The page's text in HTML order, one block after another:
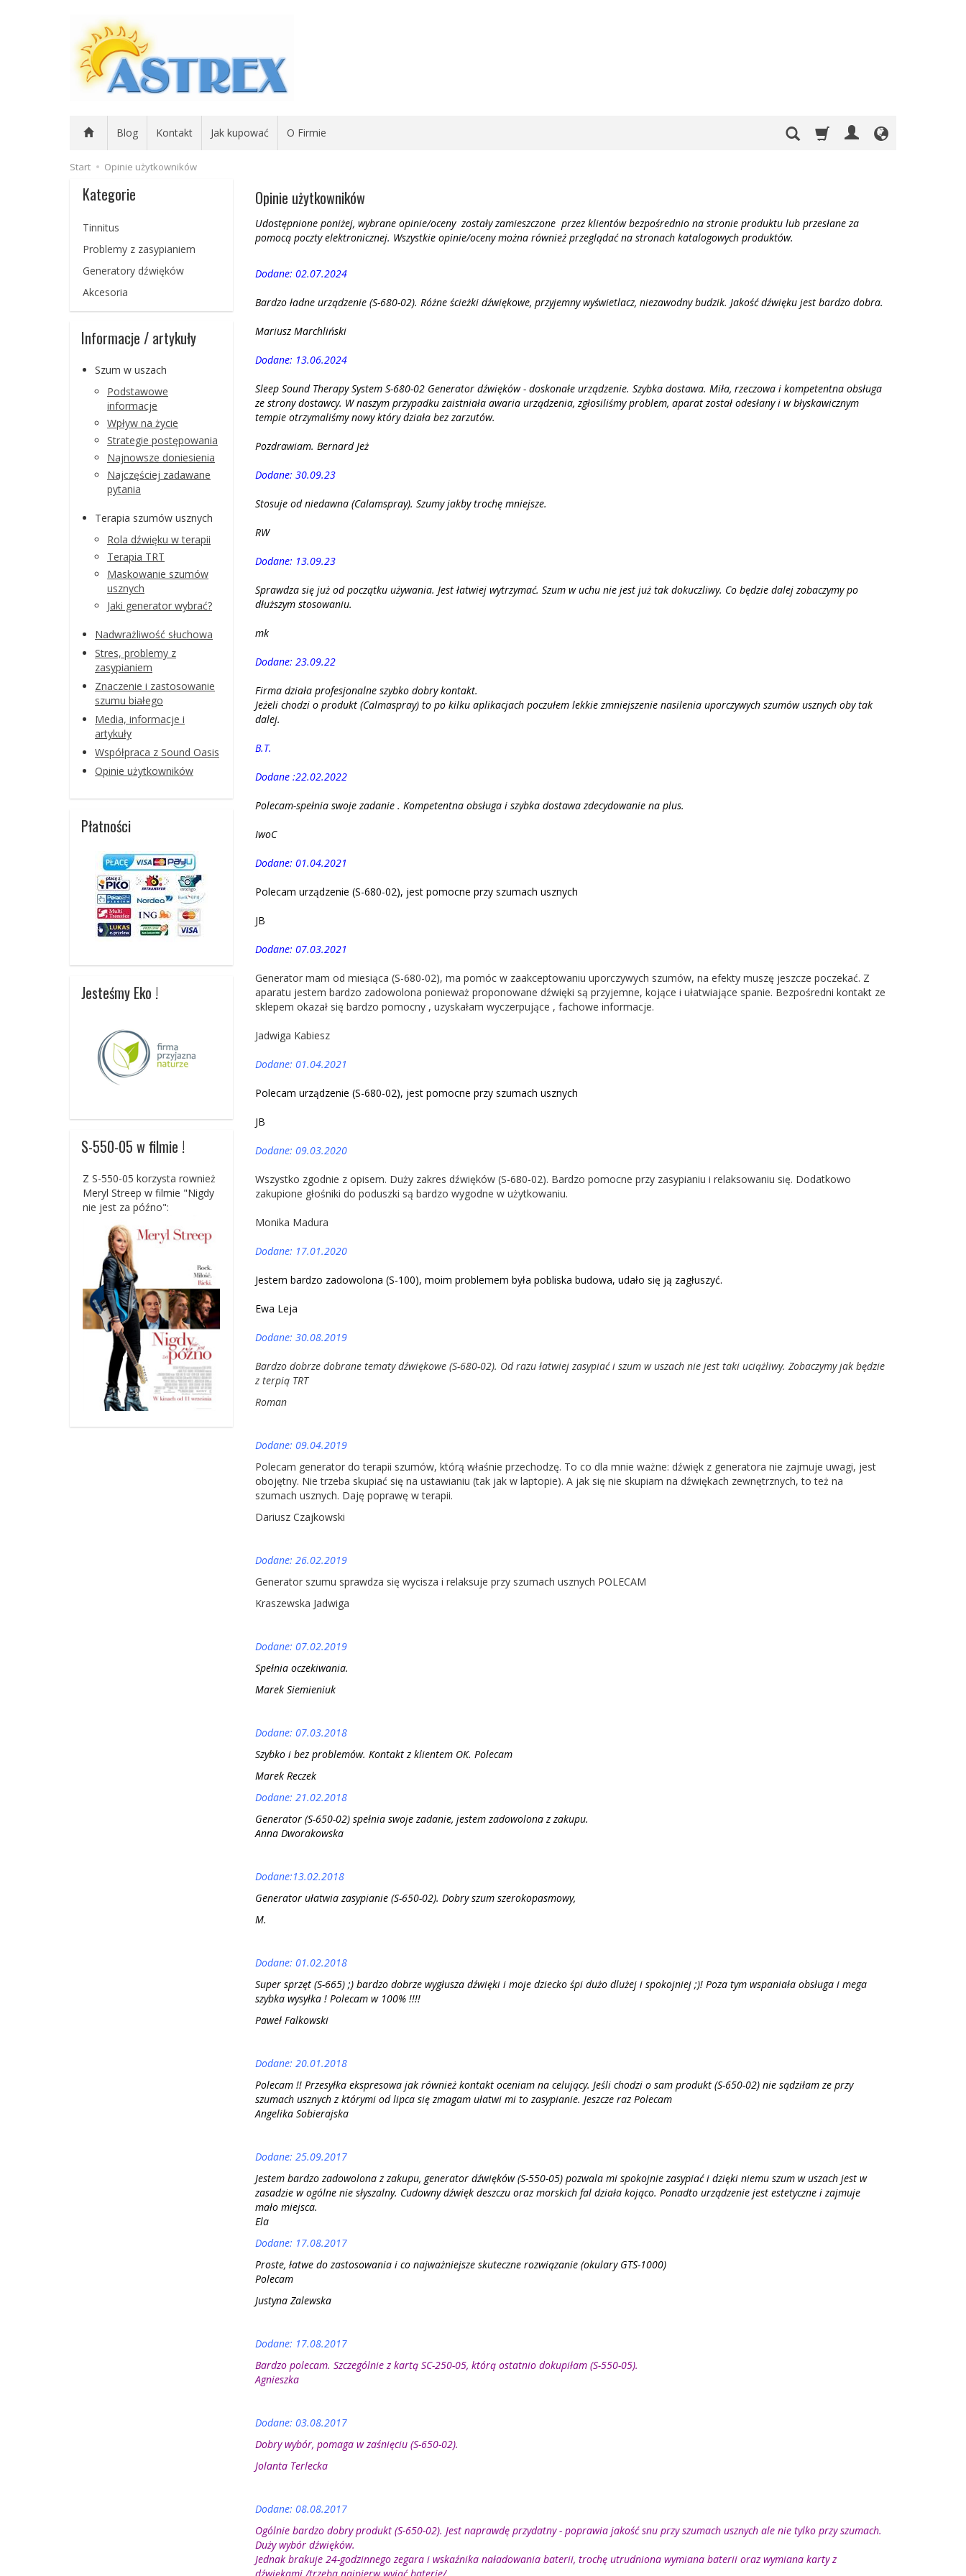
Blog Kontakt Jak kupować O Firmie
Start Opinie użytkowników
Opinie użytkowników
Udostępnione poniżej, wybrane opinie/oceny zostały zamieszczone przez klientów bezpośrednio na stronie produktu lub przesłane za
pomocą poczty elektronicznej. Wszystkie opinie/oceny można również przeglądać na stronach katalogowych produktów.
Dodane: 02.07.2024
Bardzo ładne urządzenie (S-680-02). Różne ścieżki dźwiękowe, przyjemny wyświetlacz, niezawodny budzik. Jakość dźwięku jest bardzo dobra.
Mariusz Marchliński
Dodane: 13.06.2024
Sleep Sound Therapy System S-680-02 Generator dźwięków - doskonałe urządzenie. Szybka dostawa. Miła, rzeczowa i kompetentna obsługa
ze strony dostawcy. W naszym przypadku zaistniała awaria urządzenia, zgłosiliśmy problem, aparat został odesłany i w błyskawicznym
tempie otrzymaliśmy nowy który działa bez zarzutów.
Pozdrawiam. Bernard Jeż
Dodane: 30.09.23
Stosuje od niedawna (Calamspray). Szumy jakby trochę mniejsze.
RW
Dodane: 13.09.23
Sprawdza się już od początku używania. Jest łatwiej wytrzymać. Szum w uchu nie jest już tak dokuczliwy. Co będzie dalej zobaczymy po
dłuższym stosowaniu.
mk
Dodane: 23.09.22
Firma działa profesjonalne szybko dobry kontakt.
Jeżeli chodzi o produkt (Calmaspray) to po kilku aplikacjach poczułem lekkie zmniejszenie nasilenia uporczywych szumów usznych oby tak
dalej.
B.T.
Dodane :22.02.2022
Polecam-spełnia swoje zadanie . Kompetentna obsługa i szybka dostawa zdecydowanie na plus.
IwoC
Dodane: 01.04.2021
Polecam urządzenie (S-680-02), jest pomocne przy szumach usznych
JB
Dodane: 07.03.2021
Generator mam od miesiąca (S-680-02), ma pomóc w zaakceptowaniu uporczywych szumów, na efekty muszę jeszcze poczekać. Z
aparatu jestem bardzo zadowolona ponieważ proponowane dźwięki są przyjemne, kojące i ułatwiające spanie. Bezpośredni kontakt ze
sklepem okazał się bardzo pomocny , uzyskałam wyczerpujące , fachowe informacje.
Jadwiga Kabiesz
Dodane: 01.04.2021
Polecam urządzenie (S-680-02), jest pomocne przy szumach usznych
JB
Dodane: 09.03.2020
Wszystko zgodnie z opisem. Duży zakres dźwięków (S-680-02). Bardzo pomocne przy zasypianiu i relaksowaniu się. Dodatkowo
zakupione głośniki do poduszki są bardzo wygodne w użytkowaniu.
Monika Madura
Dodane: 17.01.2020
Jestem bardzo zadowolona (S-100), moim problemem była pobliska budowa, udało się ją zagłuszyć.
Ewa Leja
Dodane: 30.08.2019
Bardzo dobrze dobrane tematy dźwiękowe (S-680-02). Od razu łatwiej zasypiać i szum w uszach nie jest taki uciążliwy. Zobaczymy jak będzie
z terpią TRT
Roman
Dodane: 09.04.2019
Polecam generator do terapii szumów, którą właśnie przechodzę. To co dla mnie ważne: dźwięk z generatora nie zajmuje uwagi, jest
obojętny. Nie trzeba skupiać się na ustawianiu (tak jak w laptopie). A jak się nie skupiam na dźwiękach zewnętrznych, to też na
szumach usznych. Daję poprawę w terapii.
Dariusz Czajkowski
Dodane: 26.02.2019
Generator szumu sprawdza się wycisza i relaksuje przy szumach usznych POLECAM
Kraszewska Jadwiga
Dodane: 07.02.2019
Spełnia oczekiwania.
Marek Siemieniuk
Dodane: 07.03.2018
Szybko i bez problemów. Kontakt z klientem OK. Polecam
Marek Reczek
Dodane: 21.02.2018
Generator (S-650-02) spełnia swoje zadanie, jestem zadowolona z zakupu.
Anna Dworakowska
Dodane:13.02.2018
Generator ułatwia zasypianie (S-650-02). Dobry szum szerokopasmowy,
M.
Dodane: 01.02.2018
Super sprzęt (S-665) ;) bardzo dobrze wygłusza dźwięki i moje dziecko śpi dużo dlużej i spokojniej ;)! Poza tym wspaniała obsługa i mega
szybka wysyłka ! Polecam w 100% !!!!
Paweł Falkowski
Dodane: 20.01.2018
Polecam !! Przesyłka ekspresowa jak również kontakt oceniam na celujący. Jeśli chodzi o sam produkt (S-650-02) nie sądziłam ze przy
szumach usznych z którymi od lipca się zmagam ułatwi mi to zasypianie. Jeszcze raz Polecam
Angelika Sobierajska
Dodane: 25.09.2017
Jestem bardzo zadowolona z zakupu, generator dźwięków (S-550-05) pozwala mi spokojnie zasypiać i dzięki niemu szum w uszach jest w
zasadzie w ogólne nie słyszalny. Cudowny dźwięk deszczu oraz morskich fal działa kojąco. Ponadto urządzenie jest estetyczne i zajmuje
mało miejsca.
Ela
Dodane: 17.08.2017
Proste, łatwe do zastosowania i co najważniejsze skuteczne rozwiązanie (okulary GTS-1000)
Polecam
Justyna Zalewska
Dodane: 17.08.2017
Bardzo polecam. Szczególnie z kartą SC-250-05, którą ostatnio dokupiłam (S-550-05).
Agnieszka
Dodane: 03.08.2017
Dobry wybór, pomaga w zaśnięciu (S-650-02).
Jolanta Terlecka
Dodane: 08.08.2017
Ogólnie bardzo dobry produkt (S-650-02). Jest naprawdę przydatny - poprawia jakość snu przy szumach usznych ale nie tylko przy szumach.
Duży wybór dźwięków.
Jednak brakuje 24-godzinnego zegara i wskaźnika naładowania baterii, trochę utrudniona wymiana baterii oraz wymiana karty z
Kategorie
Tinnitus
Problemy z zasypianiem
Generatory dźwięków
Akcesoria
Informacje / artykuły
Szum w uszach
Podstawowe
informacje
Wpływ na życie
Strategie postępowania
Najnowsze doniesienia
Najczęściej zadawane
pytania
Terapia szumów usznych
Rola dźwięku w terapii
Terapia TRT
Maskowanie szumów
usznych
Jaki generator wybrać?
Nadwrażliwość słuchowa
Stres, problemy z
zasypianiem
Znaczenie i zastosowanie
szumu białego
Media, informacje i
artykuły
Współpraca z Sound Oasis
Opinie użytkowników
Płatności
Jesteśmy Eko !
S-550-05 w filmie !
Z S-550-05 korzysta rownież
Meryl Streep w filmie "Nigdy
nie jest za późno":